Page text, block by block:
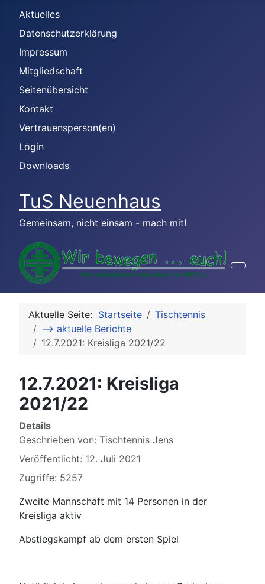
Aktuelles
Datenschutzerklärung
Impressum
Mitgliedschaft
Seitenübersicht
Kontakt
Vertrauensperson(en)
Login
Downloads
TuS Neuenhaus
Gemeinsam, nicht einsam - mach mit!
Aktuelle Seite: Startseite
Tischtennis
--> aktuelle Berichte
12.7.2021: Kreisliga 2021/22
12.7.2021: Kreisliga
2021/22
Details
Geschrieben von: Tischtennis Jens
Veröffentlicht: 12. Juli 2021
Zugriffe: 5257
Zweite Mannschaft mit 14 Personen in der
Kreisliga aktiv
Abstiegskampf ab dem ersten Spiel